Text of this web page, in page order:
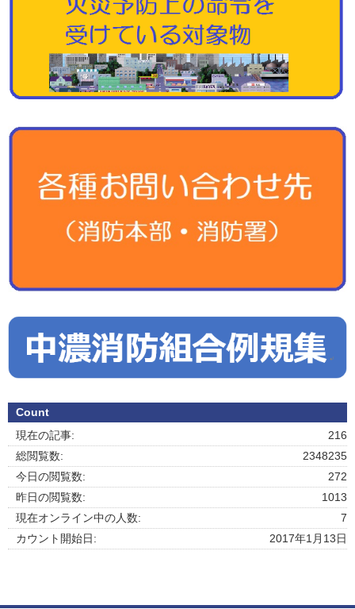
Count
216
現在の記事:
2348235
総閲覧数:
272
今日の閲覧数:
1013
昨日の閲覧数:
7
現在オンライン中の人数:
2017年1月13日
カウント開始日: